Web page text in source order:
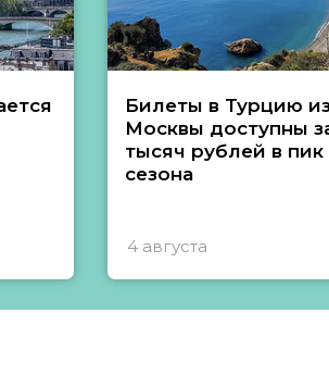
Билеты в Турцию из
Москвы доступны
тысяч рублей в пик
сезона
4 августа